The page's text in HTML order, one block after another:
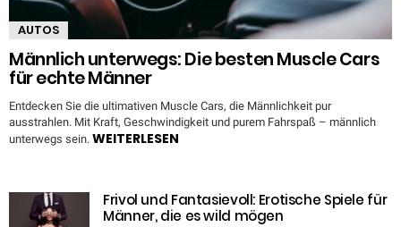
AUTOS
Männlich unterwegs: Die besten Muscle Cars
für echte Männer
Entdecken Sie die ultimativen Muscle Cars, die Männlichkeit pur
ausstrahlen. Mit Kraft, Geschwindigkeit und purem Fahrspaß – männlich
unterwegs sein. WEITERLESEN
Frivol und Fantasievoll: Erotische Spiele für
Männer, die es wild mögen